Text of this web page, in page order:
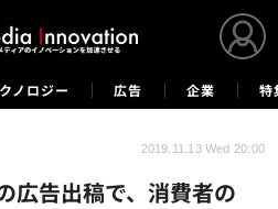
ノロジー 広告 企業 特
広告出稿で、消費者の
2019.11.13 Wed 20:00